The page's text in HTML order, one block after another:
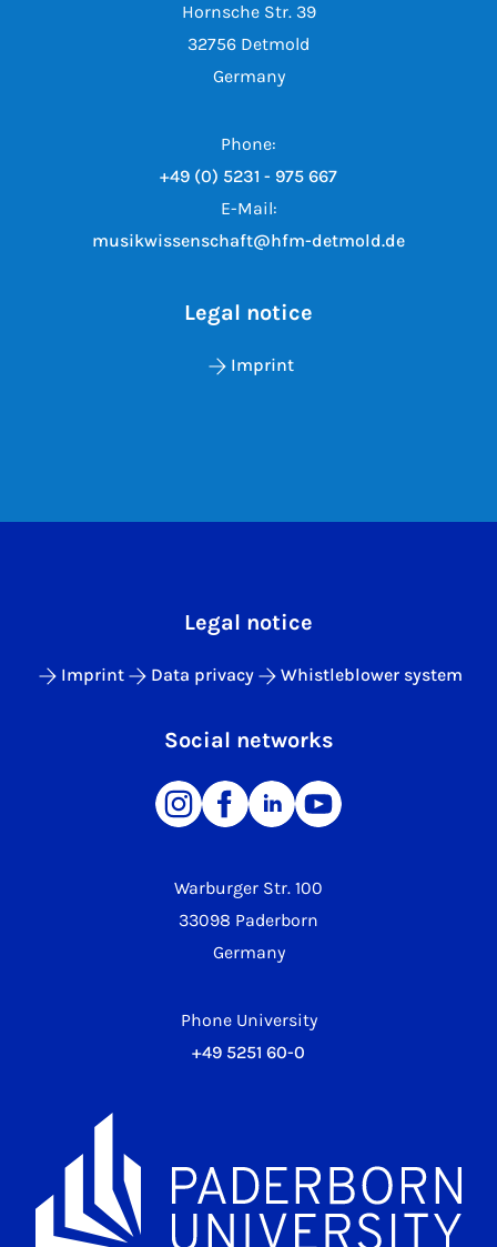
Hornsche Str. 39
32756 Detmold
Germany
Phone:
+49 (0) 5231 - 975 667
E-Mail:
musikwissenschaft@hfm-detmold.de
Legal notice
Imprint
Warburger Str. 100
33098 Paderborn
Germany
Phone University
+49 5251 60-0
Legal notice
Imprint Data privacy Whistleblower system
Social networks